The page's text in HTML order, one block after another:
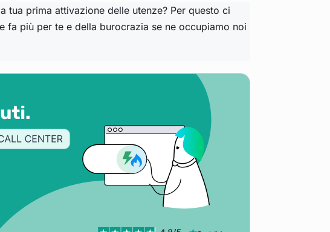
prima attivazione delle utenze? Per questo ci
fa più per te e della burocrazia se ne occupiamo noi